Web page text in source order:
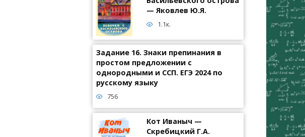
— Яковлев Ю.Я.
1.1к.
Задание 16. Знаки препинания в
простом предложении с
однородными и ССП. ЕГЭ 2024 по
русскому языку
756
Кот Иваныч —
Скребицкий Г.А.